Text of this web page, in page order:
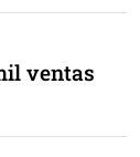
ventas